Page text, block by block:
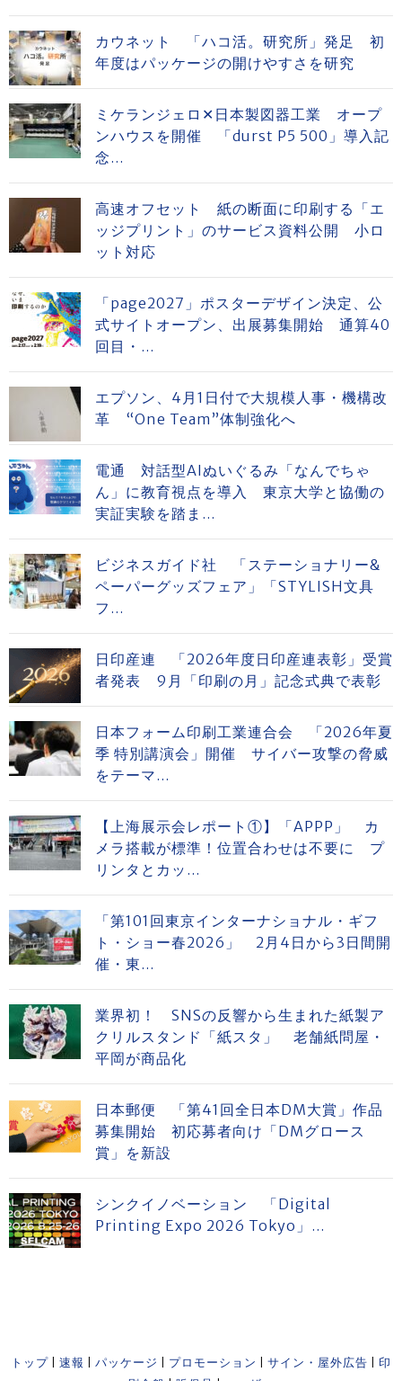
カウネット 「ハコ活。研究所」発足 初
年度はパッケージの開けやすさを研究
ミケランジェロ✕日本製図器工業 オープ
ンハウスを開催 「durst P5 500」導入記
念...
高速オフセット 紙の断面に印刷する「エ
ッジプリント」のサービス資料公開 小ロ
ット対応
「page2027」ポスターデザイン決定、公
式サイトオープン、出展募集開始 通算40
回目・...
エプソン、4月1日付で大規模人事・機構改
革 “One Team”体制強化へ
電通 対話型AIぬいぐるみ「なんでちゃ
ん」に教育視点を導入 東京大学と協働の
実証実験を踏ま...
ビジネスガイド社 「ステーショナリー&
ペーパーグッズフェア」「STYLISH文具
フ...
日印産連 「2026年度日印産連表彰」受賞
者発表 9月「印刷の月」記念式典で表彰
日本フォーム印刷工業連合会 「2026年夏
季 特別講演会」開催 サイバー攻撃の脅威
をテーマ...
【上海展示会レポート①】「APPP」 カ
メラ搭載が標準！位置合わせは不要に プ
リンタとカッ...
「第101回東京インターナショナル・ギフ
ト・ショー春2026」 2月4日から3日間開
催・東...
業界初！ SNSの反響から生まれた紙製ア
クリルスタンド「紙スタ」 老舗紙問屋・
平岡が商品化
日本郵便 「第41回全日本DM大賞」作品
募集開始 初応募者向け「DMグロース
賞」を新設
シンクイノベーション 「Digital
Printing Expo 2026 Tokyo」...
トップ 速報 パッケージ プロモーション サイン・屋外広告
印